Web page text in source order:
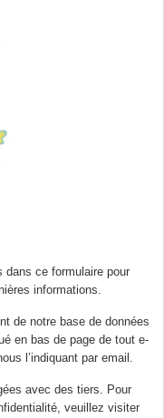
dans ce formulaire pour
informations.
de notre base de données
en bas de page de tout e-
l’indiquant par email.
avec des tiers. Pour
veuillez visiter